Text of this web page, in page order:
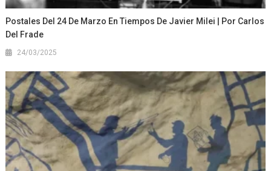
Postales Del 24 De Marzo En Tiempos De Javier Milei | Por Carlos
Del Frade
24/03/2025